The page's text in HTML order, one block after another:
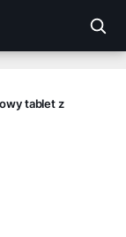
tablet z